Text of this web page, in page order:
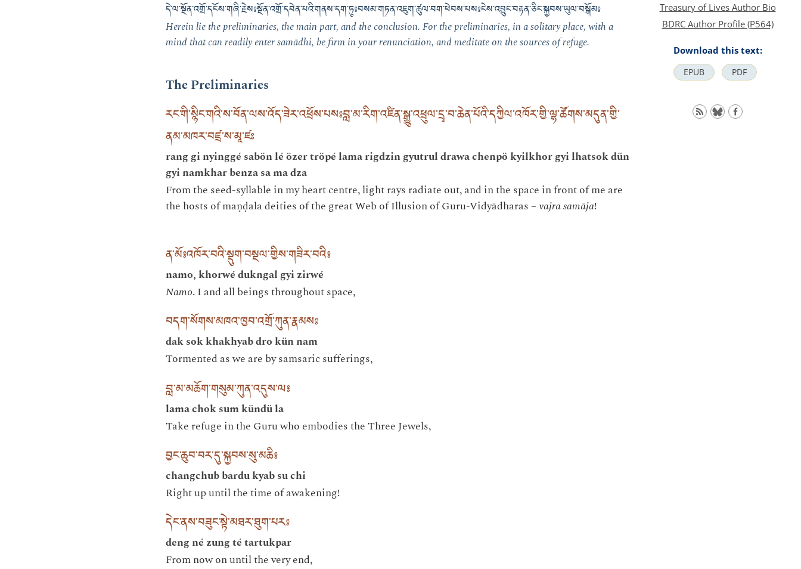
དེ་ལ་སྔོན་འགྲོ་དངོས་གཞི་རྗེས༔ སྔོན་འགྲོ་དབེན་པའི་གནས་དག་ཏུ༔ བསམ་གཏན་འཇུག་ཚུལ་བག་ཕེབས་པས༔ ངེས་འབྱུང་བརྟན་ཅིང་སྐྱབས་ཡུལ་བསྒོམ༔
Herein lie the preliminaries, the main part, and the conclusion. For the preliminaries, in a solitary place, with a
mind that can readily enter samādhi, be firm in your renunciation, and meditate on the sources of refuge.
The Preliminaries
རང་གི་སྙིང་གའི་ས་བོན་ལས་འོད་ཟེར་འཕྲོས་པས༔ བླ་མ་རིག་འཛིན་སྒྱུ་འཕྲུལ་དྲྭ་བ་ཆེན་པོའི་དཀྱིལ་འཁོར་གྱི་ལྷ་ཚོགས་མདུན་གྱི་
ནམ་མཁར་བཛྲ་ས་མཱ་ཛཿ
rang gi nyinggé sabön lé özer tröpé lama rigdzin gyutrul drawa chenpö kyilkhor gyi lhatsok dün
gyi namkhar benza sa ma dza
From the seed-syllable in my heart centre, light rays radiate out, and in the space in front of me are
the hosts of maṇḍala deities of the great Web of Illusion of Guru-Vidyādharas –vajra samāja!
ན་མོ༔ འཁོར་བའི་སྡུག་བསྔལ་གྱིས་གཟིར་བའི༔
namo, khorwé dukngal gyi zirwé
Namo. I and all beings throughout space,
བདག་སོགས་མཁའ་ཁྱབ་འགྲོ་ཀུན་རྣམས༔
dak sok khakhyab dro kün nam
Tormented as we are by samsaric sufferings,
བླ་མ་མཆོག་གསུམ་ཀུན་འདུས་ལ༔
lama chok sum kündü la
Take refuge in the Guru who embodies the Three Jewels,
བྱང་ཆུབ་བར་དུ་སྐྱབས་སུ་མཆི༔
changchub bardu kyab su chi
Right up until the time of awakening!
དེང་ནས་བཟུང་སྟེ་མཐར་ཐུག་པར༔
deng né zung té tartukpar
From now on until the very end,
Treasury of Lives Author Bio
BDRC Author Profile (P564)
Download this text:
EPUB PDF